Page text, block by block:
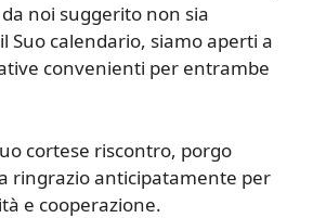
da noi suggerito non sia
Suo calendario, siamo aperti a
convenienti per entrambe
cortese riscontro, porgo
ringrazio anticipatamente per
e cooperazione.